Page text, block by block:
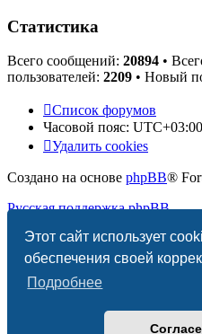
Этот сайт использует
обеспечения своей
Подробнее
Статистика
Всего сообщений: 20894 •
пользователей: 2209 • Новый
Список форумов
Часовой пояс: UTC+03:00
Удалить cookies
Создано на основе phpBB®
Русская поддержка phpBB
Конфиденциальность |Правила